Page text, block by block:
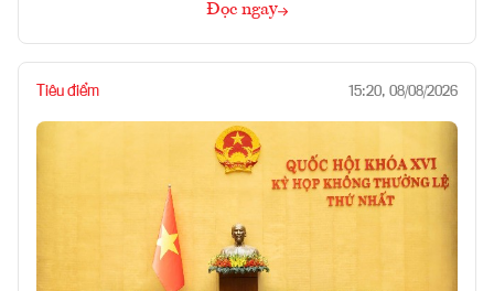
Đọc ngay
Tiêu điểm 15:20, 08/08/2026